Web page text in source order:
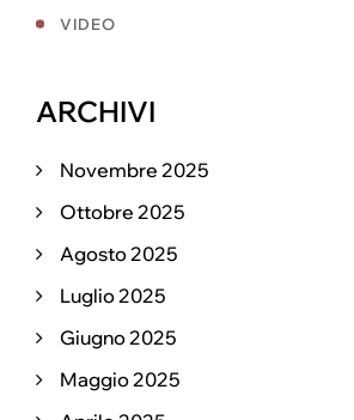
VIDEO
ARCHIVI
Novembre 2025
Ottobre 2025
Agosto 2025
Luglio 2025
Giugno 2025
Maggio 2025